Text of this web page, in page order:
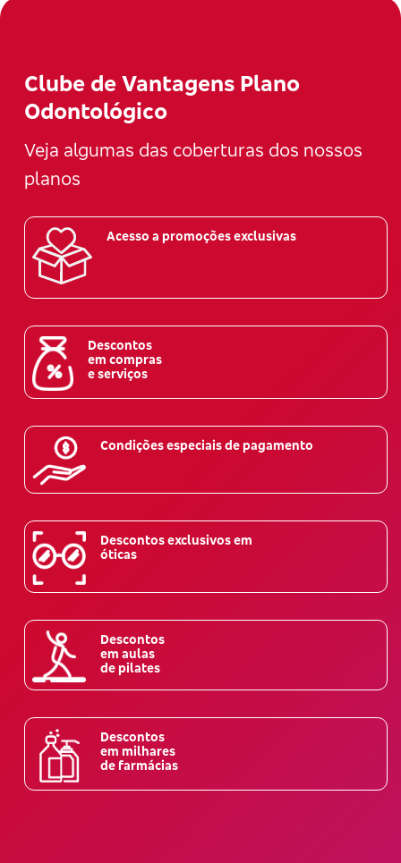
Clube de Vantagens Plano
Odontológico
Veja algumas das coberturas dos nossos
planos
Acesso a promoções exclusivas
Descontos
em compras
e serviços
Condições especiais de pagamento
Descontos exclusivos em
óticas
Descontos
em aulas
de pilates
Descontos
em milhares
de farmácias